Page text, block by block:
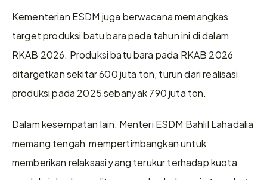
Kementerian ESDM juga berwacana memangkas
target produksi batu bara pada tahun ini di dalam
RKAB 2026. Produksi batu bara pada RKAB 2026
ditargetkan sekitar 600 juta ton, turun dari realisasi
produksi pada 2025 sebanyak 790 juta ton.
Dalam kesempatan lain, Menteri ESDM Bahlil Lahadalia
memang tengah  mempertimbangkan untuk
memberikan relaksasi yang terukur terhadap kuota